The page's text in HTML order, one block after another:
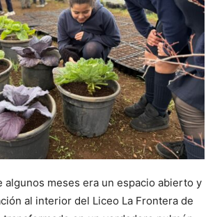
algunos meses era un espacio abierto y
al interior del Liceo La Frontera de